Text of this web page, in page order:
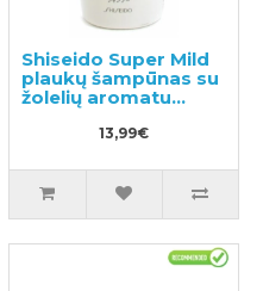
Shiseido Super Mild
plaukų šampūnas su
žolelių aromatu
220ml
13,99€